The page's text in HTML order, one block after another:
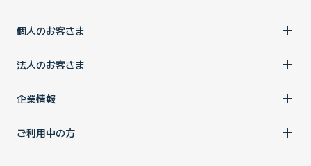
個人のお客さま
法人のお客さま
企業情報
ご利用中の方